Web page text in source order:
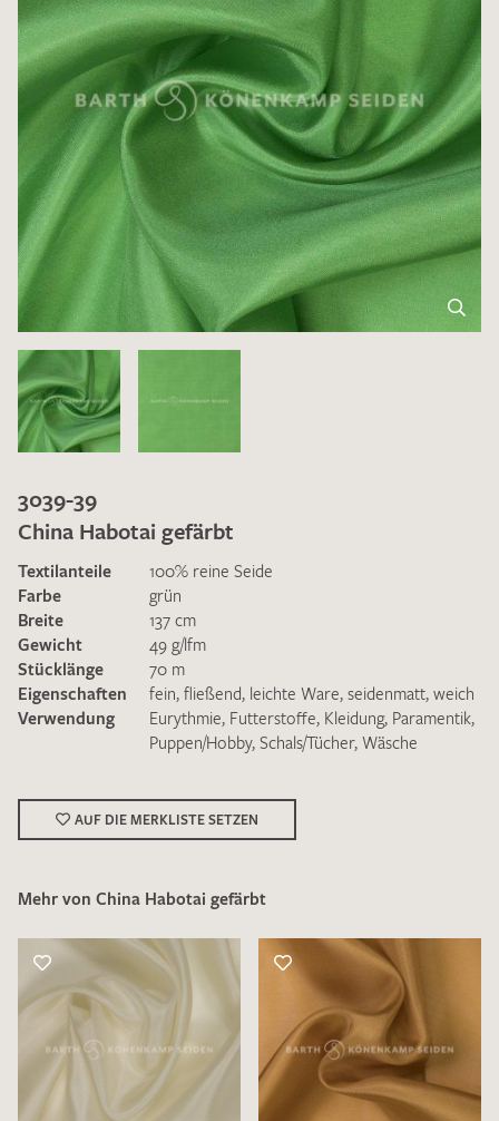
Ich bin damit einverstanden, dass meine angegebenen Daten
zur Beantwortung meiner Musteranfrage genutzt werden.
DieDatenschutzbestimmungenhabe ich zur Kenntnis
genommen und akzeptiere diese.
MUSTERANFRAGE SENDEN
3039-39
China Habotai gefärbt
Textilanteile
100% reine Seide
Farbe
grün
Breite
137 cm
Gewicht
49 g/lfm
Stücklänge
70 m
Eigenschaften
fein, fließend, leichte Ware, seidenmatt, weich
Verwendung
Eurythmie, Futterstoffe, Kleidung, Paramentik,
Puppen/Hobby, Schals/Tücher, Wäsche
AUF DIE MERKLISTE SETZEN
Mehr von China Habotai gefärbt